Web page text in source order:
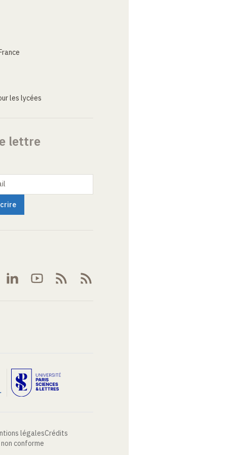
les lycées
lettre
légalesCrédits
conforme